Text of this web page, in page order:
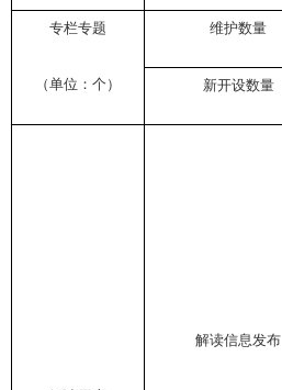
专栏专题
（单位：个）
维护数量
新开设数量
解读信息发布